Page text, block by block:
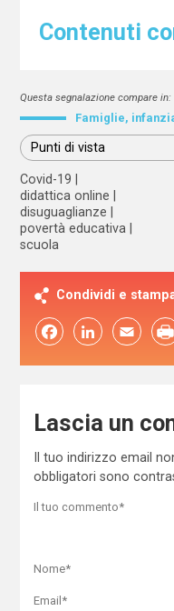
Contenuti
Questa segnalazione compare in:
Famiglie,
Punti di vista
Covid-19
didattica online
disuguaglianze
povertà educativa
scuola
Condividi e
FacebookLinkedIn Email
Lascia un
Il tuo indirizzo email
obbligatori sono